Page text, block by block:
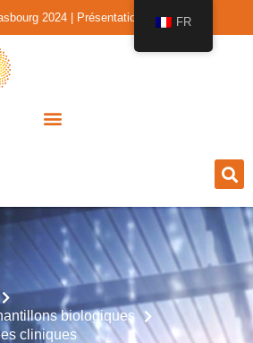
2024 | Présentations
biologiques
cliniques
FR